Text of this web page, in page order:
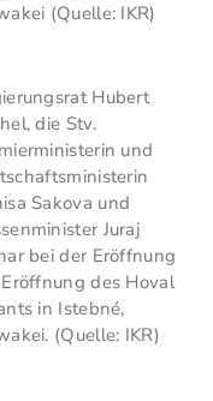
(Quelle: IKR)
Hubert
die Stv.
und
Sakova und
Juraj
bei der Eröffnung
des Hoval
in Istebné,
(Quelle: IKR)